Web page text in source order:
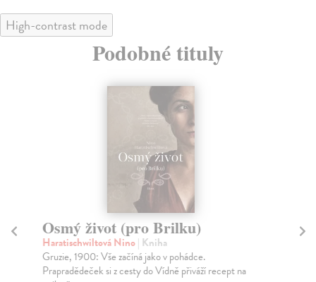
High-contrast mode
Podobné tituly
Osmý život (pro Brilku)
Haratischwiltová Nino| Kniha
Gruzie, 1900: Vše začíná jako v pohádce.
Prapradědeček si z cesty do Vídně přiváží recept na